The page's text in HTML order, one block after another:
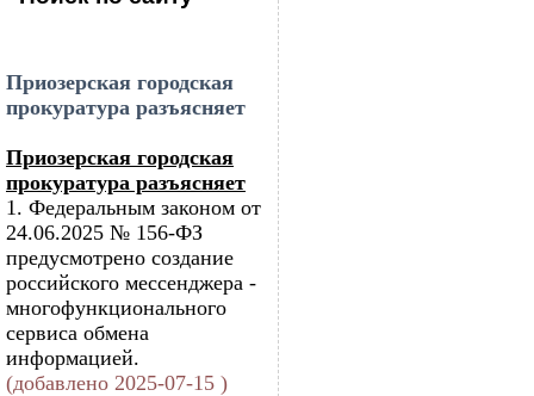
Приозерская городская
прокуратура разъясняет
Приозерская городская
прокуратура разъясняет
1. Федеральным законом от
24.06.2025 № 156-ФЗ
предусмотрено создание
российского мессенджера -
многофункционального
сервиса обмена
информацией.
(добавлено 2025-07-15 )